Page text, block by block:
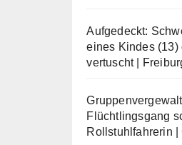
Aufgedeckt:
eines Kindes (13)
vertuscht |
Flüchtlingsgang
Rollstuhlfahrerin